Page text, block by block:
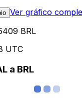
Ver gráfico
BRL
UTC
a BRL